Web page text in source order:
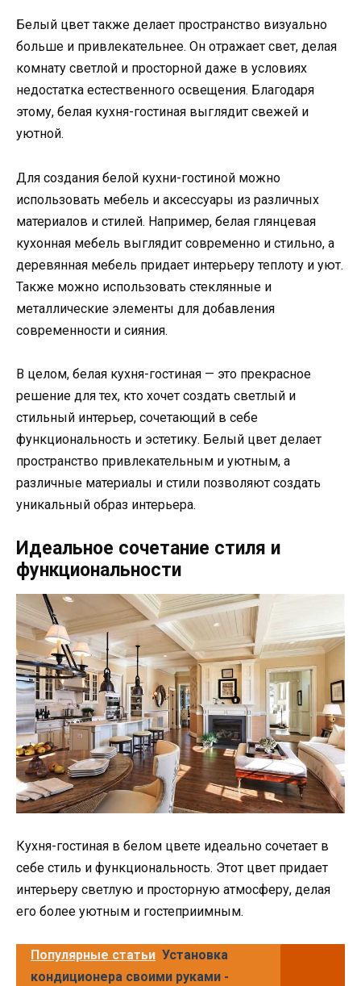
Белый цвет также делает пространство визуально
больше и привлекательнее. Он отражает свет, делая
комнату светлой и просторной даже в условиях
недостатка естественного освещения. Благодаря
этому, белая кухня-гостиная выглядит свежей и
уютной.
Для создания белой кухни-гостиной можно
использовать мебель и аксессуары из различных
материалов и стилей. Например, белая глянцевая
кухонная мебель выглядит современно и стильно, а
деревянная мебель придает интерьеру теплоту и уют.
Также можно использовать стеклянные и
металлические элементы для добавления
современности и сияния.
В целом, белая кухня-гостиная — это прекрасное
решение для тех, кто хочет создать светлый и
стильный интерьер, сочетающий в себе
функциональность и эстетику. Белый цвет делает
пространство привлекательным и уютным, а
различные материалы и стили позволяют создать
уникальный образ интерьера.
Идеальное сочетание стиля и
функциональности
Кухня-гостиная в белом цвете идеально сочетает в
себе стиль и функциональность. Этот цвет придает
интерьеру светлую и просторную атмосферу, делая
его более уютным и гостеприимным.
Популярные статьи Установка
кондиционера своими руками -